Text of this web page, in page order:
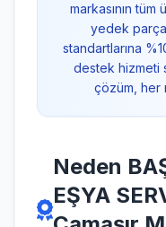
markasının tüm
yedek parça
standartlarına
destek hizmeti
çözüm, her
Neden
EŞYA